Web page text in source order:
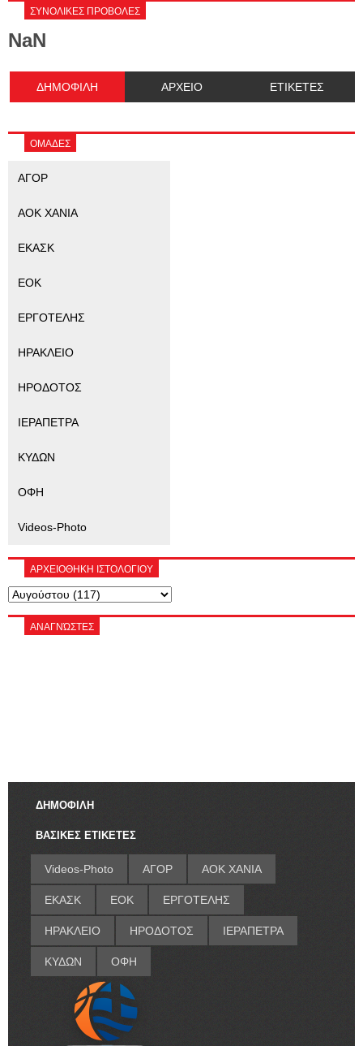
ΣΥΝΟΛΙΚΕΣ ΠΡΟΒΟΛΕΣ
NaN
ΔΗΜΟΦΙΛΗ ΑΡΧΕΙΟ ΕΤΙΚΕΤΕΣ
ΟΜΑΔΕΣ
ΑΓΟΡ
ΑΟΚ ΧΑΝΙΑ
ΕΚΑΣΚ
ΕΟΚ
ΕΡΓΟΤΕΛΗΣ
ΗΡΑΚΛΕΙΟ
ΗΡΟΔΟΤΟΣ
ΙΕΡΑΠΕΤΡΑ
ΚΥΔΩΝ
ΟΦΗ
Videos-Photo
ΑΡΧΕΙΟΘΗΚΗ ΙΣΤΟΛΟΓΙΟΥ
ΑΝΑΓΝΏΣΤΕΣ
ΔΗΜΟΦΙΛΗ
ΒΑΣΙΚΕΣ ΕΤΙΚΕΤΕΣ
Videos-Photo ΑΓΟΡ ΑΟΚ ΧΑΝΙΑ
ΕΚΑΣΚ ΕΟΚ ΕΡΓΟΤΕΛΗΣ
ΗΡΑΚΛΕΙΟ ΗΡΟΔΟΤΟΣ ΙΕΡΑΠΕΤΡΑ
ΚΥΔΩΝ ΟΦΗ